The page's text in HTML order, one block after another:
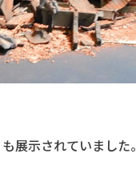
展示されていました。